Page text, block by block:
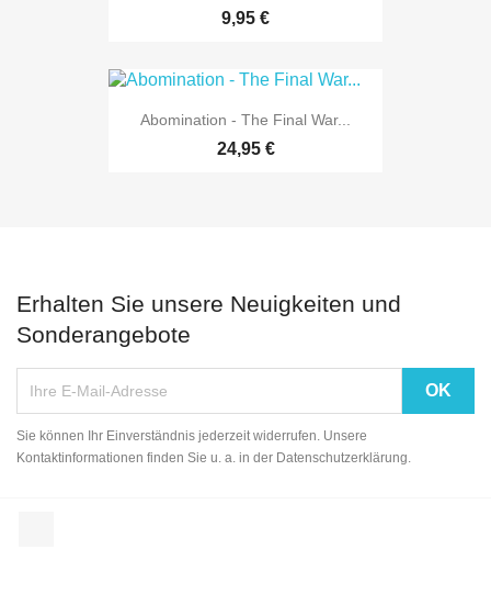
9,95 €
Abomination - The Final War...
24,95 €
Erhalten Sie unsere Neuigkeiten und
Sonderangebote
Sie können Ihr Einverständnis jederzeit widerrufen. Unsere
Kontaktinformationen finden Sie u. a. in der Datenschutzerklärung.